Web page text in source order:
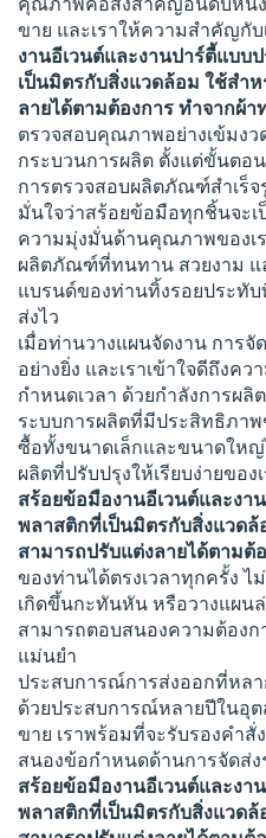
ขาย และเราให้ความสำคัญกับ
งานอีเวนต์และงานปาร์ตี้แบ
เป็นมิตรกับสิ่งแวดล้อม ใช้สำ
ลายได้ตามต้องการ ทำจากผ้า
ตรวจสอบคุณภาพอย่างเข้มง
กระบวนการผลิต ตั้งแต่ขั้นตอ
การตรวจสอบผลิตภัณฑ์สำเร็
มั่นใจว่าสร้อยข้อมือทุกชิ้นจะ
ความมุ่งมั่นด้านคุณภาพของเ
ผลิตภัณฑ์ที่ทนทาน สวยงาม แ
แบรนด์ของท่านทิ้งรอยประทั
ส่งไว
เมื่อท่านวางแผนจัดงาน การจั
อย่างยิ่ง และเราเข้าใจดีถึง
กำหนดเวลา ด้วยกำลังการผลิ
ระบบการผลิตที่มีประสิทธิภาพ
ซื้อทั้งขนาดเล็กและขนาดให
ผลิตที่ปรับปรุงให้เรียบง่ายของ
สร้อยข้อมืองานอีเวนต์และง
พลาสติกที่เป็นมิตรกับสิ่งแวด
สามารถปรับแต่งลายได้ตามต้
ของท่านได้ตรงเวลาทุกครั้ง ไ
เกิดขึ้นกะทันหัน หรือวางแผน
สามารถตอบสนองความต้องก
แม่นยำ
ประสบการณ์การส่งออกที่หล
ด้วยประสบการณ์หลายปีในอุ
ขาย เราพร้อมที่จะรับรองคำ
สนองข้อกำหนดด้านการจัดส่
สร้อยข้อมืองานอีเวนต์และง
พลาสติกที่เป็นมิตรกับสิ่งแวด